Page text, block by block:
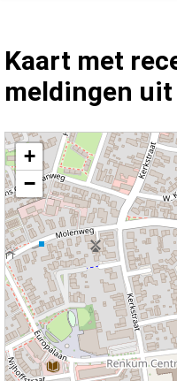
Kaart met
meldingen uit
Kaart Renkum met de meest
+
−